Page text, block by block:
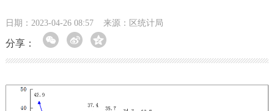
日期：2023-04-26 08:57 来源：区统计局
分享：